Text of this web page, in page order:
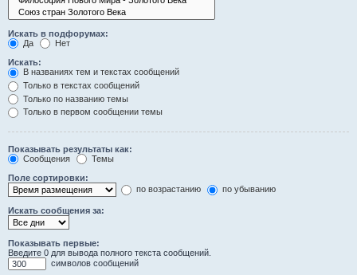
Искать в подфорумах:
Да
Нет
Искать:
В названиях тем и текстах сообщений
Только в текстах сообщений
Только по названию темы
Только в первом сообщении темы
Показывать результаты как:
Сообщения
Темы
Поле сортировки:
по возрастанию
по убыванию
Искать сообщения за:
Показывать первые:
Введите 0 для вывода полного текста сообщений.
символов сообщений